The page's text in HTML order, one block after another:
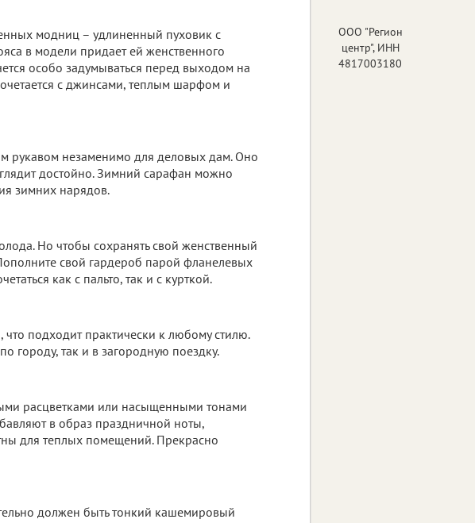
модниц – удлиненный пуховик с
в модели придает ей женственного
особо задумываться перед выходом на
с джинсами, теплым шарфом и
рукавом незаменимо для деловых дам. Оно
достойно. Зимний сарафан можно
зимних нарядов.
Но чтобы сохранять свой женственный
свой гардероб парой фланелевых
как с пальто, так и с курткой.
подходит практически к любому стилю.
городу, так и в загородную поездку.
расцветками или насыщенными тонами
в образ праздничной ноты,
для теплых помещений. Прекрасно
должен быть тонкий кашемировый
ООО "Регион
центр", ИНН
4817003180